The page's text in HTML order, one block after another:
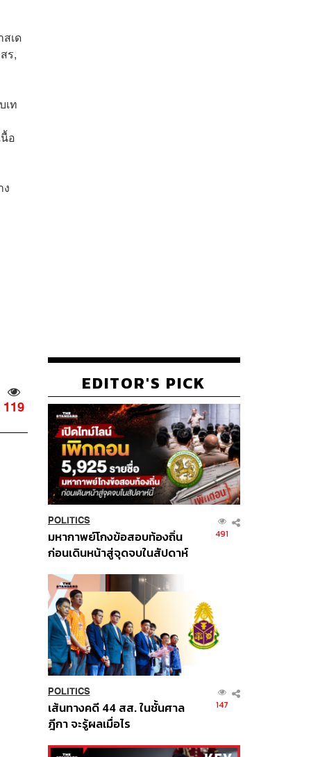
เด
ร,
เท
อ
119
EDITOR'S PICK
POLITICS
มหากาพย์โกงข้อสอบท้องถิ่น
ก่อนเดินหน้าสู่จุดจบในสัปดาห์
491
POLITICS
เส้นทางคดี 44 สส. ในชั้นศาล
ฎีกา จะรู้ผลเมื่อไร
147